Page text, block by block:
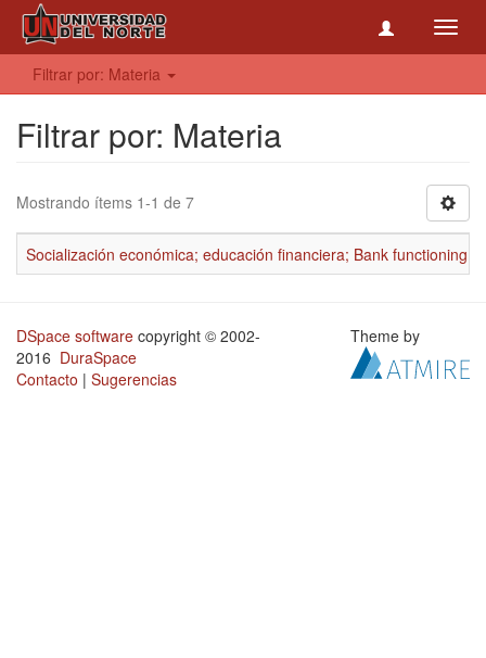
Filtrar por: Materia
Filtrar por: Materia
Mostrando ítems 1-1 de 7
Socialización económica; educación financiera; Bank functioning;
DSpace software copyright © 2002-
2016 DuraSpace
Contacto | Sugerencias
Theme by